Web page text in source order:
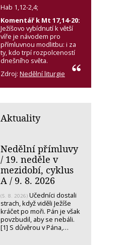
Hab 1,12-2,4;
Komentář k Mt 17,14-20:
Ježíšovo vybídnutí k větší
víře je návodem pro
přímluvnou modlitbu: i za
ty, kdo trpí rozpolceností
dnešního světa.
Zdroj: Nedělní liturgie
Aktuality
Nedělní přímluvy
/ 19. neděle v
mezidobí, cyklus
A / 9. 8. 2026
(5. 8. 2026) Učedníci dostali
strach, když viděli Ježíše
kráčet po moři. Pán je však
povzbudil, aby se nebáli.
[1] S důvěrou v Pána,…